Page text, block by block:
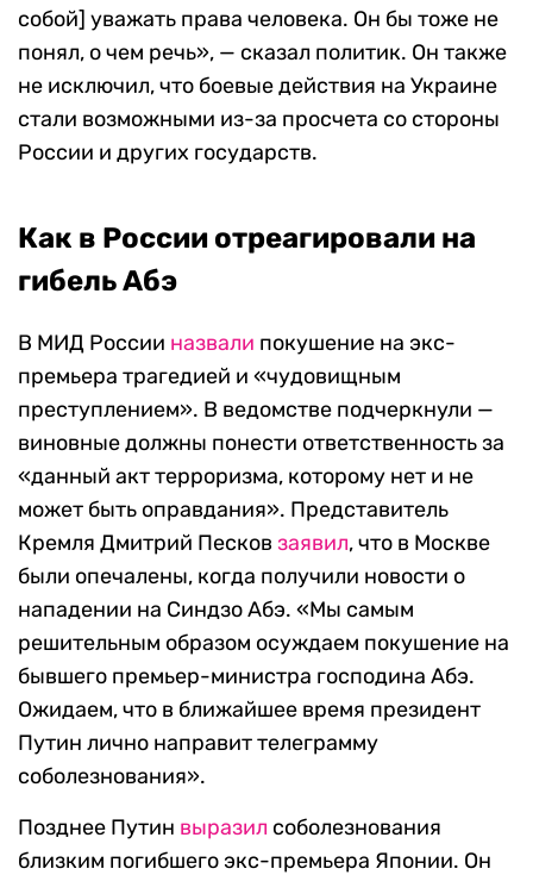
собой] уважать права человека. Он бы тоже не
понял, о чем речь», — сказал политик. Он также
не исключил, что боевые действия на Украине
стали возможными из-за просчета со стороны
России и других государств.
Как в России отреагировали на
гибель Абэ
В МИД России назвали покушение на экс-
премьера трагедией и «чудовищным
преступлением». В ведомстве подчеркнули —
виновные должны понести ответственность за
«данный акт терроризма, которому нет и не
может быть оправдания». Представитель
Кремля Дмитрий Песков заявил, что в Москве
были опечалены, когда получили новости о
нападении на Синдзо Абэ. «Мы самым
решительным образом осуждаем покушение на
бывшего премьер-министра господина Абэ.
Ожидаем, что в ближайшее время президент
Путин лично направит телеграмму
соболезнования».
Позднее Путин выразил соболезнования
близким погибшего экс-премьера Японии. Он